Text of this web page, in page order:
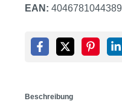
EAN: 4046781044389
Beschreibung